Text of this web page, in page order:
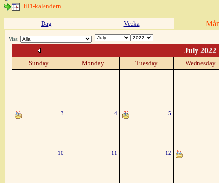
HiFi-kalendern
Dag Vecka
Visa:
July 2022
Sunday Monday Tuesday Wednesday
3 4 5
10 11 12